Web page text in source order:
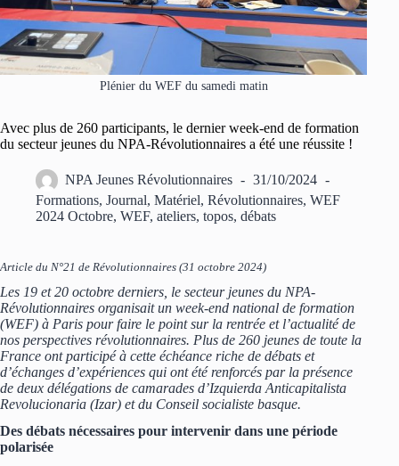
Plénier du WEF du samedi matin
Avec plus de 260 participants, le dernier week-end de formation
du secteur jeunes du NPA-Révolutionnaires a été une réussite !
NPA Jeunes Révolutionnaires
31/10/2024
Formations, Journal, Matériel, Révolutionnaires, WEF
2024 Octobre, WEF, ateliers, topos, débats
Article du N°21 de Révolutionnaires (31 octobre 2024)
Les 19 et 20 octobre derniers, le secteur jeunes du NPA-
Révolutionnaires organisait un week-end national de formation
(WEF) à Paris pour faire le point sur la rentrée et l’actualité de
nos perspectives révolutionnaires. Plus de 260 jeunes de toute la
France ont participé à cette échéance riche de débats et
d’échanges d’expériences qui ont été renforcés par la présence
de deux délégations de camarades d’Izquierda Anticapitalista
Revolucionaria (Izar) et du Conseil socialiste basque.
Des débats nécessaires pour intervenir dans une période
polarisée